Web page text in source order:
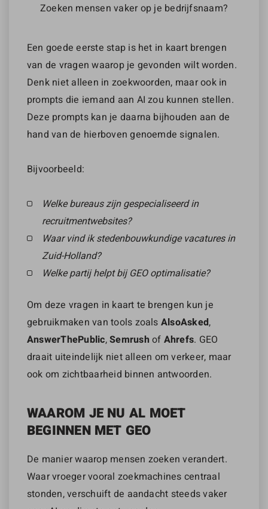
Zoeken mensen vaker op je bedrijfsnaam?
Een goede eerste stap is het in kaart brengen
van de vragen waarop je gevonden wilt worden.
Denk niet alleen in zoekwoorden, maar ook in
prompts die iemand aan AI zou kunnen stellen.
Deze prompts kan je daarna bijhouden aan de
hand van de hierboven genoemde signalen.
Bijvoorbeeld:
Welke bureaus zijn gespecialiseerd in
recruitmentwebsites?
Waar vind ik stedenbouwkundige vacatures in
Zuid-Holland?
Welke partij helpt bij GEO optimalisatie?
Om deze vragen in kaart te brengen kun je
gebruikmaken van tools zoals AlsoAsked,
AnswerThePublic,Semrushof Ahrefs. GEO
draait uiteindelijk niet alleen om verkeer, maar
ook om zichtbaarheid binnen antwoorden.
WAAROM JE NU AL MOET
BEGINNEN MET GEO
De manier waarop mensen zoeken verandert.
Waar vroeger vooral zoekmachines centraal
stonden, verschuift de aandacht steeds vaker